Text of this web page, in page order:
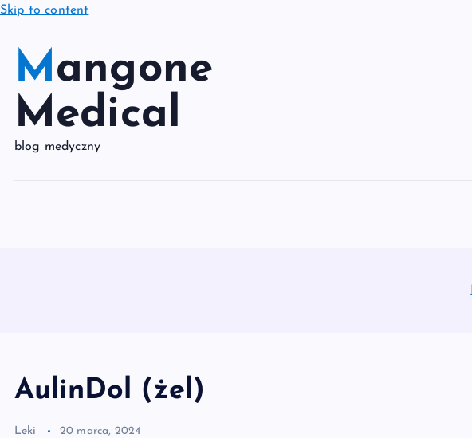
Skip to content
Mangone
Medical
blog medyczny
AulinDol (żel)
Leki 20 marca, 2024